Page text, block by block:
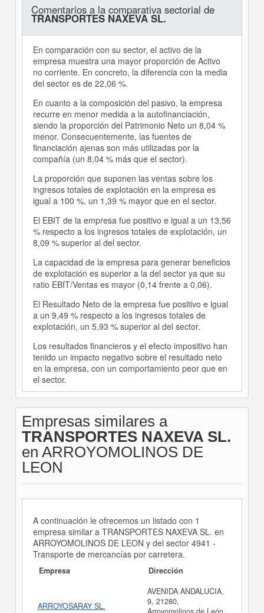
Comentarios a la comparativa sectorial de
TRANSPORTES NAXEVA SL.
En comparación con su sector, el activo de la
empresa muestra una mayor proporción de Activo
no corriente. En concreto, la diferencia con la media
del sector es de 22,06 %.
En cuanto a la composición del pasivo, la empresa
recurre en menor medida a la autofinanciación,
siendo la proporción del Patrimonio Neto un 8,04 %
menor. Consecuentemente, las fuentes de
financiación ajenas son más utilizadas por la
compañía (un 8,04 % más que el sector).
La proporción que suponen las ventas sobre los
ingresos totales de explotación en la empresa es
igual a 100 %, un 1,39 % mayor que en el sector.
El EBIT de la empresa fue positivo e igual a un 13,56
% respecto a los ingresos totales de explotación, un
8,09 % superior al del sector.
La capacidad de la empresa para generar beneficios
de explotación es superior a la del sector ya que su
ratio EBIT/Ventas es mayor (0,14 frente a 0,06).
El Resultado Neto de la empresa fue positivo e igual
a un 9,49 % respecto a los ingresos totales de
explotación, un 5,93 % superior al del sector.
Los resultados financieros y el efecto impositivo han
tenido un impacto negativo sobre el resultado neto
en la empresa, con un comportamiento peor que en
el sector.
Empresas similares a
TRANSPORTES NAXEVA SL.
en ARROYOMOLINOS DE
LEON
A continuación le ofrecemos un listado con 1
empresa similar a TRANSPORTES NAXEVA SL. en
ARROYOMOLINOS DE LEON y del sector 4941 -
Transporte de mercancías por carretera.
Empresa Dirección
ARROYOSARAY SL.
AVENIDA ANDALUCIA,
9, 21280,